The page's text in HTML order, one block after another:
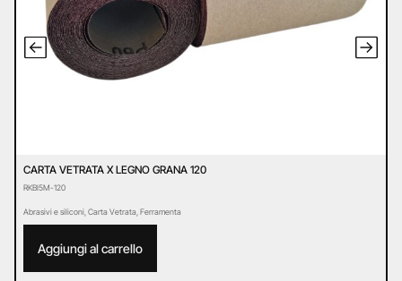
CARTA VETRATA X LEGNO GRANA 120
RKBI5M-120
Abrasivi e siliconi Carta Vetrata Ferramenta
Aggiungi al carrello